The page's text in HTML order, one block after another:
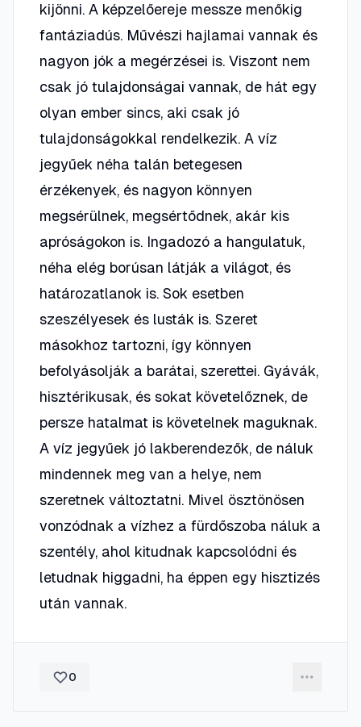
kijönni. A képzelőereje messze menőkig
fantáziadús. Művészi hajlamai vannak és
nagyon jók a megérzései is. Viszont nem
csak jó tulajdonságai vannak, de hát egy
olyan ember sincs, aki csak jó
tulajdonságokkal rendelkezik. A víz
jegyűek néha talán betegesen
érzékenyek, és nagyon könnyen
megsérülnek, megsértődnek, akár kis
apróságokon is. Ingadozó a hangulatuk,
néha elég borúsan látják a világot, és
határozatlanok is. Sok esetben
szeszélyesek és lusták is. Szeret
másokhoz tartozni, így könnyen
befolyásolják a barátai, szerettei. Gyávák,
hisztérikusak, és sokat követelőznek, de
persze hatalmat is követelnek maguknak.
A víz jegyűek jó lakberendezők, de náluk
mindennek meg van a helye, nem
szeretnek változtatni. Mivel ösztönösen
vonzódnak a vízhez a fürdőszoba náluk a
szentély, ahol kitudnak kapcsolódni és
letudnak higgadni, ha éppen egy hisztizés
után vannak.
0